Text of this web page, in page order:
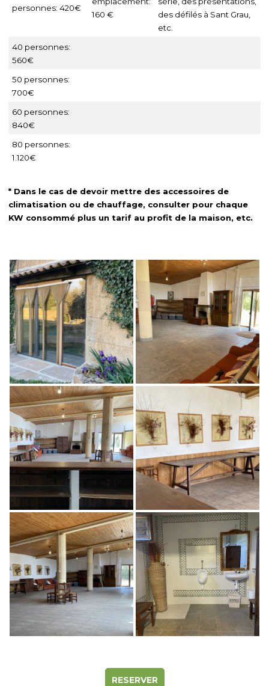
personnes: 420€
160 €
des défilés à Sant Grau,
etc.
40 personnes:
560€
50 personnes:
700€
60 personnes:
840€
80 personnes:
1.120€
* Dans le cas de devoir mettre des accessoires de
climatisation ou de chauffage, consulter pour chaque
KW consommé plus un tarif au profit de la maison, etc.
RESERVER